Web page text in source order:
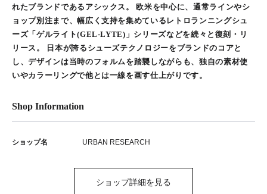
れたブランドであるアシックス。 欧米を中心に、通常ラインやシ
ョップ別注まで、幅広く支持を集めているレトロランニングシュ
ーズ「ゲルライト(GEL-LYTE)」シリーズなどを続々と復刻・リ
リース。 日本が誇るシューズテクノロジーをブランドのコアと
し、デザインは当時のフォルムを踏襲しながらも、独自の素材使
いやカラーリングで他とは一線を画す仕上がりです。
Shop Information
ショップ名 URBAN RESEARCH
ショップ詳細を見る